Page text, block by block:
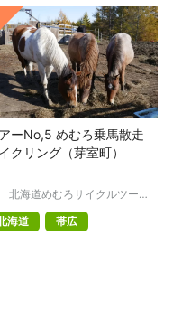
ーNo,5 めむろ乗馬散走
クリング（芽室町）
北海道めむろサイクルツーリ
海道
帯広